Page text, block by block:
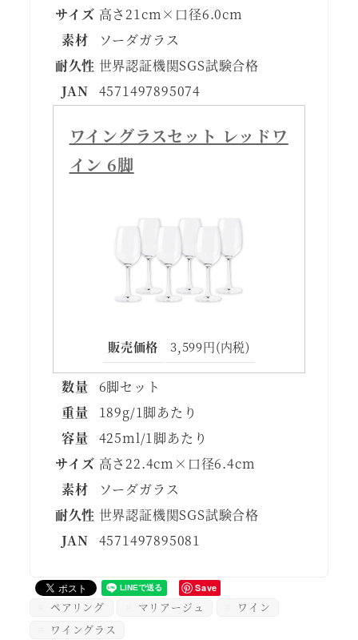
サイズ 高さ21cm×口径6.0cm
素材
ソーダガラス
耐久性 世界認証機関SGS試験合格
JAN
4571497895074
ワイングラスセット レッドワ
イン 6脚
販売価格 3,599円(内税)
数量
6脚セット
重量
189g/1脚あたり
容量
425ml/1脚あたり
サイズ 高さ22.4cm×口径6.4cm
素材
ソーダガラス
耐久性 世界認証機関SGS試験合格
JAN
4571497895081
Save
ペアリング マリアージュ
ワイン
ワイングラス